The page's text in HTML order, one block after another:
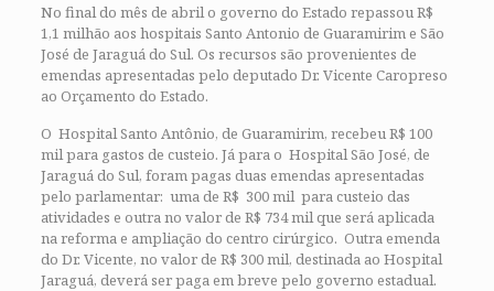
No final do mês de abril o governo do Estado repassou R$
1,1 milhão aos hospitais Santo Antonio de Guaramirim e São
José de Jaraguá do Sul. Os recursos são provenientes de
emendas apresentadas pelo deputado Dr. Vicente Caropreso
ao Orçamento do Estado.
O Hospital Santo Antônio, de Guaramirim, recebeu R$ 100
mil para gastos de custeio. Já para o Hospital São José, de
Jaraguá do Sul, foram pagas duas emendas apresentadas
pelo parlamentar: uma de R$ 300 mil para custeio das
atividades e outra no valor de R$ 734 mil que será aplicada
na reforma e ampliação do centro cirúrgico. Outra emenda
do Dr. Vicente, no valor de R$ 300 mil, destinada ao Hospital
Jaraguá, deverá ser paga em breve pelo governo estadual.